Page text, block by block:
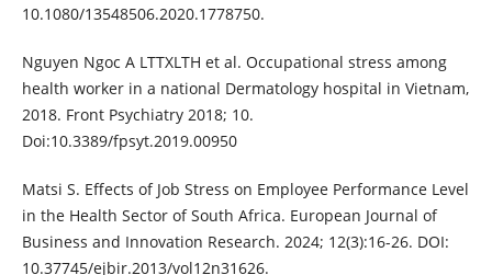
10.1080/13548506.2020.1778750.
Nguyen Ngoc A LTTXLTH et al. Occupational stress among
health worker in a national Dermatology hospital in Vietnam,
2018. Front Psychiatry 2018; 10.
Doi:10.3389/fpsyt.2019.00950
Matsi S. Effects of Job Stress on Employee Performance Level
in the Health Sector of South Africa. European Journal of
Business and Innovation Research. 2024; 12(3):16-26. DOI:
10.37745/ejbir.2013/vol12n31626.